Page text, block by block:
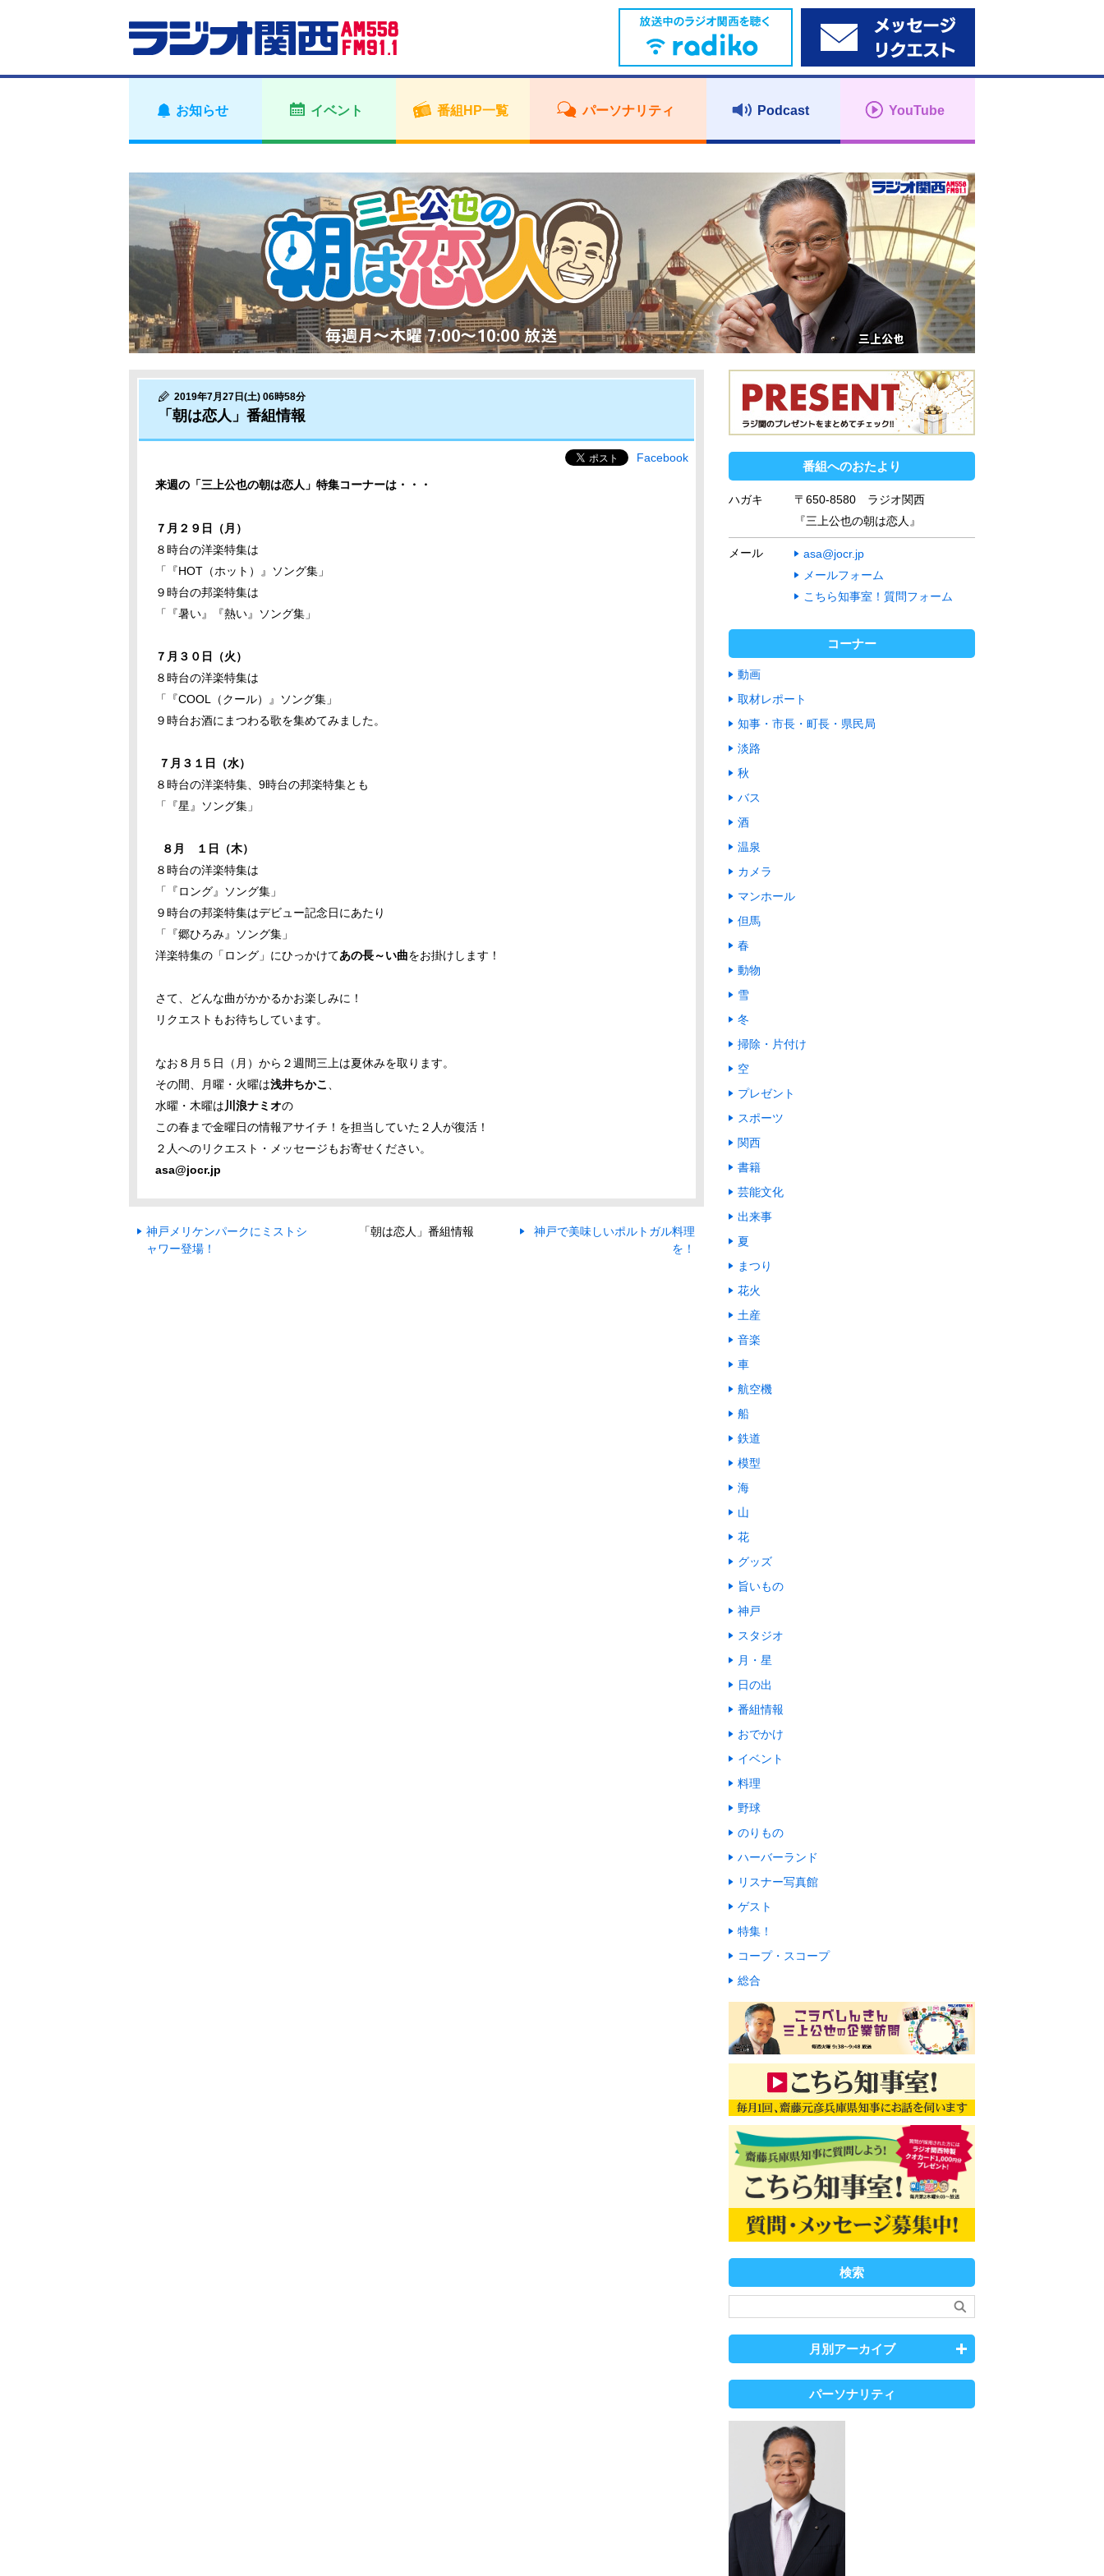
お知らせ イベント 番組HP一覧 パーソナリティ Podcast YouTube
2019年7月27日(土) 06時58分
「朝は恋人」番組情報
Facebook
来週の「三上公也の朝は恋人」特集コーナーは・・・
７月２９日（月）
８時台の洋楽特集は
「『HOT（ホット）』ソング集」
９時台の邦楽特集は
「『暑い』『熱い』ソング集」
７月３０日（火）
８時台の洋楽特集は
「『COOL（クール）』ソング集」
９時台お酒にまつわる歌を集めてみました。
７月３１日（水）
８時台の洋楽特集、9時台の邦楽特集とも
「『星』ソング集」
８月 １日（木）
８時台の洋楽特集は
「『ロング』ソング集」
９時台の邦楽特集はデビュー記念日にあたり
「『郷ひろみ』ソング集」
洋楽特集の「ロング」にひっかけてあの長～い曲をお掛けします！
さて、どんな曲がかかるかお楽しみに！
リクエストもお待ちしています。
なお８月５日（月）から２週間三上は夏休みを取ります。
その間、月曜・火曜は浅井ちかこ
水曜・木曜は川浪ナミオの
この春まで金曜日の情報アサイチ！を担当していた２人が復活！
２人へのリクエスト・メッセージもお寄せください。
asa@jocr.jp
神戸メリケンパークにミストシ
ャワー登場！
「朝は恋人」番組情報
神戸で美味しいポルトガル料理
を！
番組へのおたより
ハガキ
〒650-8580 ラジオ関西
『三上公也の朝は恋人』
メール
asa@jocr.jp
メールフォーム
こちら知事室！質問フォーム
コーナー
動画
取材レポート
知事・市長・町長・県民局
淡路
秋
バス
酒
温泉
カメラ
マンホール
但馬
春
動物
雪
冬
掃除・片付け
空
プレゼント
スポーツ
関西
書籍
芸能文化
出来事
夏
まつり
花火
土産
音楽
車
航空機
船
鉄道
模型
海
山
花
グッズ
旨いもの
神戸
スタジオ
月・星
日の出
番組情報
おでかけ
イベント
料理
野球
のりもの
ハーバーランド
リスナー写真館
ゲスト
特集！
コープ・スコープ
総合
検索
月別アーカイブ
パーソナリティ